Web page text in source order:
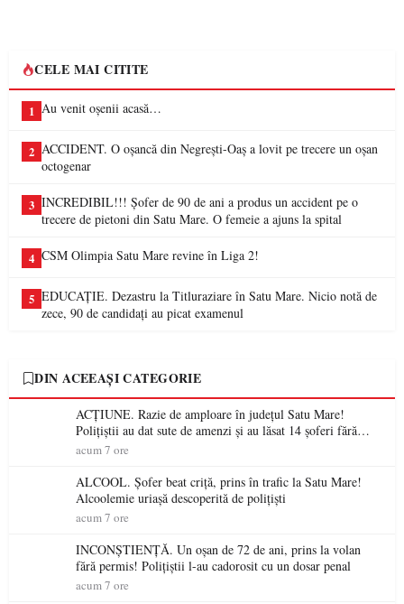
CELE MAI CITITE
1 Au venit oșenii acasă…
2 ACCIDENT. O oșancă din Negrești-Oaș a lovit pe trecere un oșan
octogenar
3 INCREDIBIL!!! Șofer de 90 de ani a produs un accident pe o
trecere de pietoni din Satu Mare. O femeie a ajuns la spital
4 CSM Olimpia Satu Mare revine în Liga 2!
5 EDUCAȚIE. Dezastru la Titluraziare în Satu Mare. Nicio notă de
zece, 90 de candidați au picat examenul
DIN ACEEAȘI CATEGORIE
ACȚIUNE. Razie de amploare în județul Satu Mare!
Polițiștii au dat sute de amenzi și au lăsat 14 șoferi fără
permis într-o singură zi
acum 7 ore
ALCOOL. Șofer beat criță, prins în trafic la Satu Mare!
Alcoolemie uriașă descoperită de polițiști
acum 7 ore
INCONȘTIENȚĂ. Un oșan de 72 de ani, prins la volan
fără permis! Polițiștii l-au cadorosit cu un dosar penal
acum 7 ore